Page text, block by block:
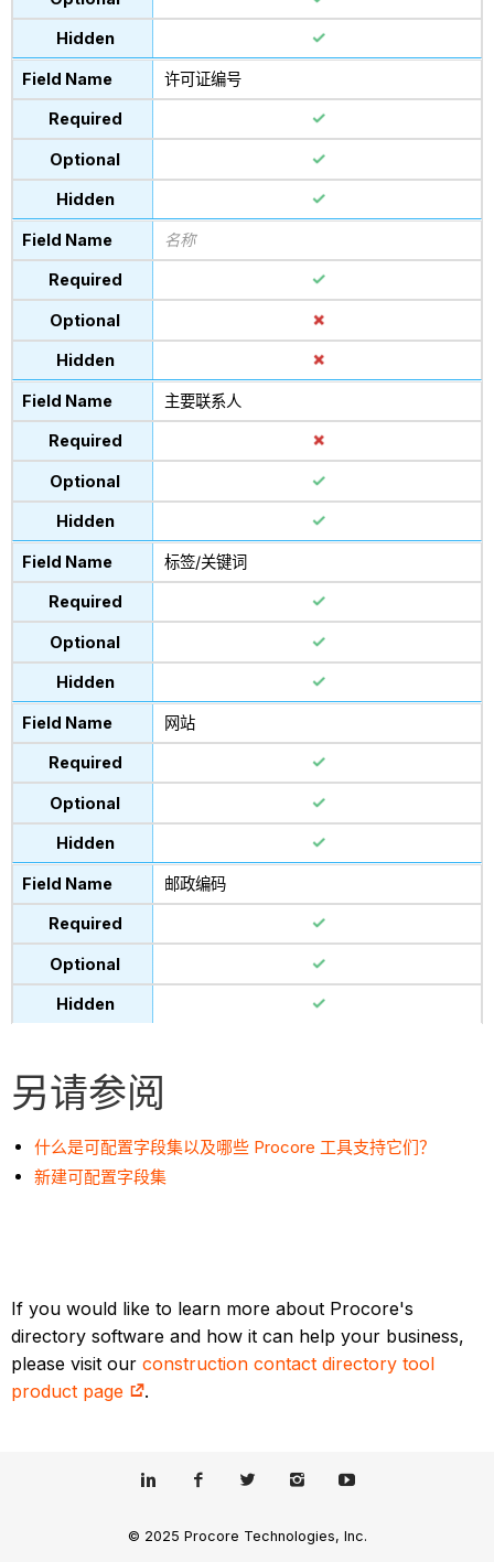
许可证编号
名称
主要联系人
标签/关键词
网站
邮政编码
另请参阅
什么是可配置字段集以及哪些 Procore 工具支持它们？
新建可配置字段集
If you would like to learn more about Procore's
directory software and how it can help your business,
please visit ourconstruction contact directory tool
product page
.
© 2025 Procore Technologies, Inc.